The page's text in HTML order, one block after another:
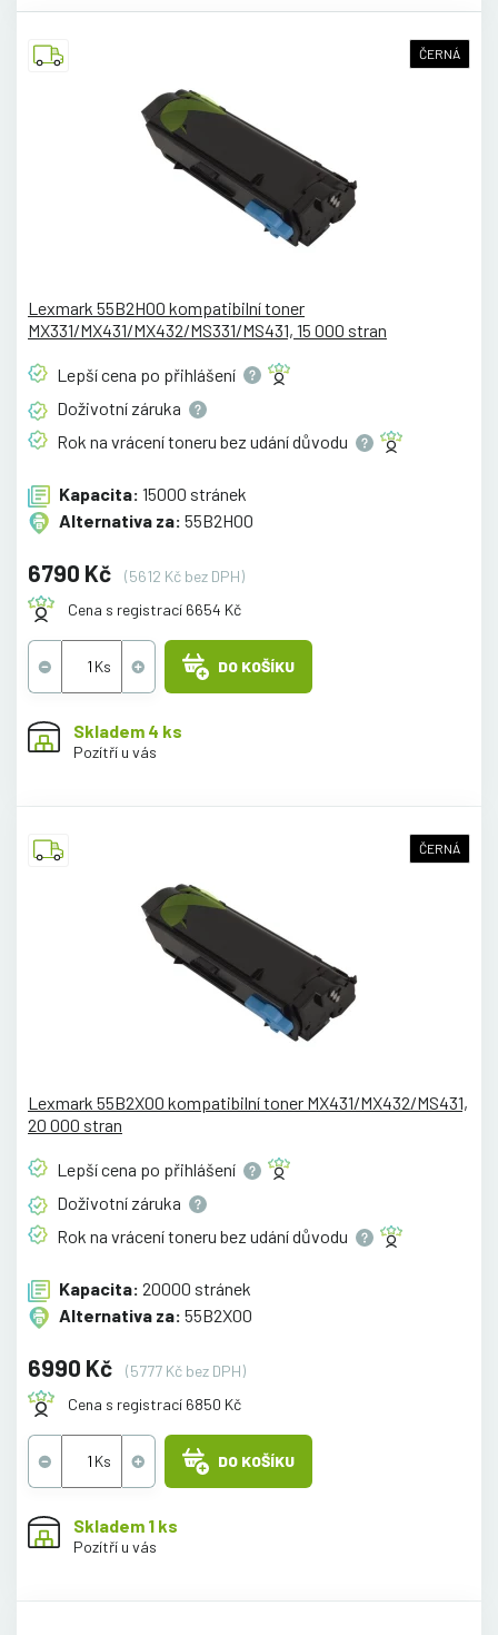
ČERNÁ
Lexmark 55B2H00 kompatibilní toner
MX331/MX431/MX432/MS331/MS431, 15 000 stran
Lepší cena po přihlášení
Doživotní záruka
Rok na vrácení toneru bez udánídůvodu
Kapacita: 15000 stránek
Alternativa za: 55B2H00
6790 Kč
(5612 Kč bez DPH)
Cena s registrací 6654 Kč
DO KOŠÍKU
Skladem 4 ks
Pozítří u vás
ČERNÁ
Lexmark 55B2X00 kompatibilní toner MX431/MX432/MS431,
20 000 stran
Lepší cena po přihlášení
Doživotní záruka
Rok na vrácení toneru bez udánídůvodu
Kapacita: 20000 stránek
Alternativa za: 55B2X00
6990 Kč
(5777 Kč bez DPH)
Cena s registrací 6850 Kč
DO KOŠÍKU
Skladem 1 ks
Pozítří u vás